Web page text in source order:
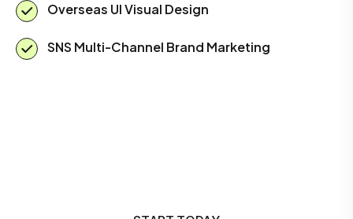
Overseas UI Visual Design
SNS Multi-Channel Brand Marketing